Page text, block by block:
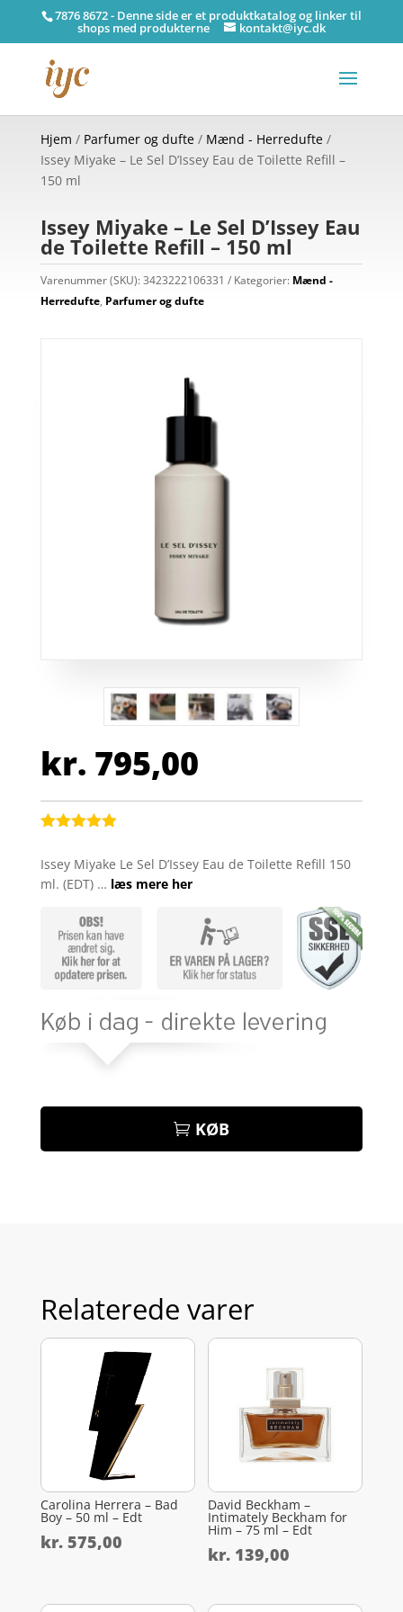
7876 8672 - Denne side er et produktkatalog og linker til
shops med produkterne kontakt@iyc.dk
Hjem / Parfumer og dufte/ Mænd - Herredufte/
Issey Miyake – Le Sel D’Issey Eau de Toilette Refill –
150 ml
Issey Miyake – Le Sel D’Issey Eau
de Toilette Refill – 150 ml
Varenummer (SKU):3423222106331 Kategorier: Mænd -
Herredufte, Parfumer og dufte
kr. 795,00
ud af 5
baseret på
Issey Miyake Le Sel D’Issey Eau de Toilette Refill 150
ml. (EDT) … læs mere her
KØB
Relaterede varer
Carolina Herrera – Bad
Boy – 50 ml – Edt
kr.575,00
David Beckham –
Intimately Beckham for
Him – 75 ml – Edt
kr. 139,00